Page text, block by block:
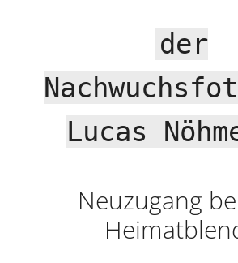
der
Lucas
Neuzugang